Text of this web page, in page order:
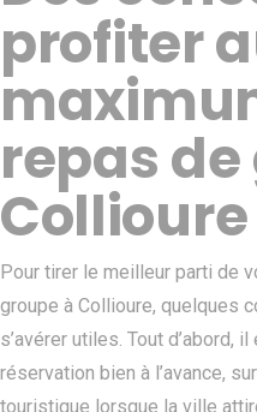
profiter
repas
Collioure
Pour tirer le meilleur parti de
groupe à Collioure, quelques
s’avérer utiles. Tout d’abord,
réservation bien à l’avance,
touristique lorsque la ville